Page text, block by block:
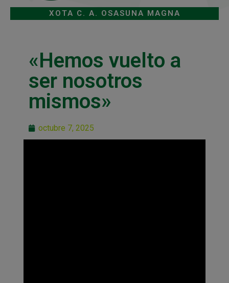
XOTA C. A. OSASUNA MAGNA
«Hemos vuelto a
ser nosotros
mismos»
octubre 7, 2025